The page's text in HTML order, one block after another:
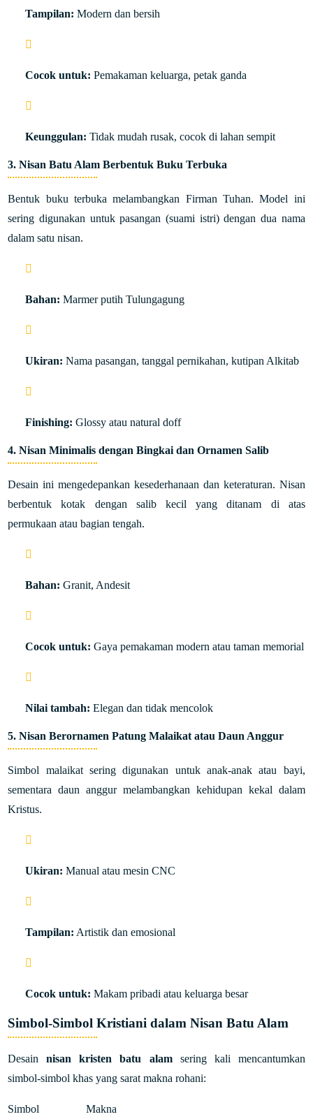
Tampilan: Modern dan bersih
Cocok untuk: Pemakaman keluarga, petak ganda
Keunggulan: Tidak mudah rusak, cocok di lahan sempit
3.Nisan Batu Alam Berbentuk Buku Terbuka
Bentuk buku terbuka melambangkan Firman Tuhan. Model ini
sering digunakan untuk pasangan (suami istri) dengan dua nama
dalam satu nisan.
Bahan: Marmer putih Tulungagung
Ukiran: Nama pasangan, tanggal pernikahan, kutipan Alkitab
Finishing: Glossy atau natural doff
4.Nisan Minimalis dengan Bingkai dan Ornamen Salib
Desain ini mengedepankan kesederhanaan dan keteraturan. Nisan
berbentuk kotak dengan salib kecil yang ditanam di atas
permukaan atau bagian tengah.
Bahan: Granit, Andesit
Cocok untuk: Gaya pemakaman modern atau taman memorial
Nilai tambah: Elegan dan tidak mencolok
5.Nisan Berornamen Patung Malaikat atau Daun Anggur
Simbol malaikat sering digunakan untuk anak-anak atau bayi,
sementara daun anggur melambangkan kehidupan kekal dalam
Kristus.
Ukiran: Manual atau mesin CNC
Tampilan: Artistik dan emosional
Cocok untuk: Makam pribadi atau keluarga besar
Simbol-Simbol Kristiani dalam Nisan Batu Alam
Desainnisan kristen batu alamsering kali mencantumkan
simbol-simbol khas yang sarat makna rohani:
Simbol Makna